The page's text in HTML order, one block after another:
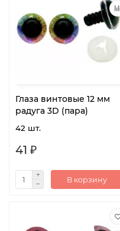
Глаза винтовые 12 мм
радуга 3D (пара)
42 шт.
41 ₽
В корзину